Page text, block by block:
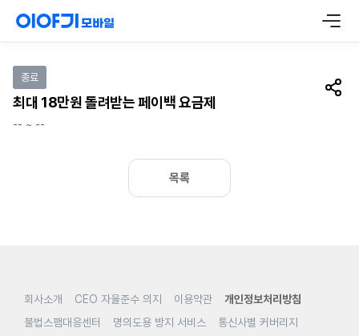
종료
최대 18만원 돌려받는 페이백 요금제 공유
-- ~ --
목록
회사소개 CEO 자율준수 의지 이용약관
개인정보처리방침
불법스팸대응센터
명의도용 방지 서비스
통신사별 커버리지